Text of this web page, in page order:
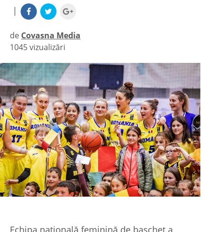
|
de Covasna Media
|
1045 vizualizări
Echipa națională feminină de baschet a